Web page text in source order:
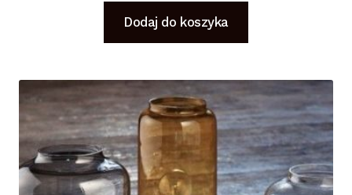
Dodaj do koszyka